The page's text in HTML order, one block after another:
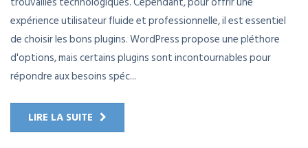
expérience utilisateur fluide et professionnelle, il est essentiel
de choisir les bons plugins. WordPress propose une pléthore
d'options, mais certains plugins sont incontournables pour
répondre aux besoins spéc...
LIRE LA SUITE